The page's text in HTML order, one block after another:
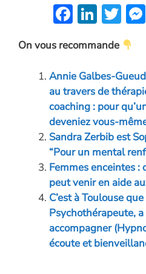
F
e
b
o
o
k
Li
k
e
dI
n
T
w
itt
er
On vous recommande
Annie Galbes-
au travers de
coaching : pour
deveniez vous-
Sandra Zerbib est
“Pour un mental
Femmes enceintes :
peut venir en aide
C’est à Toulouse
Psychothérapeute,
accompagner
écoute et